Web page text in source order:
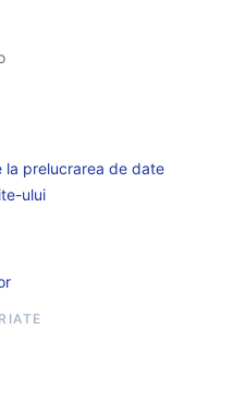
la prelucrarea de date
ului